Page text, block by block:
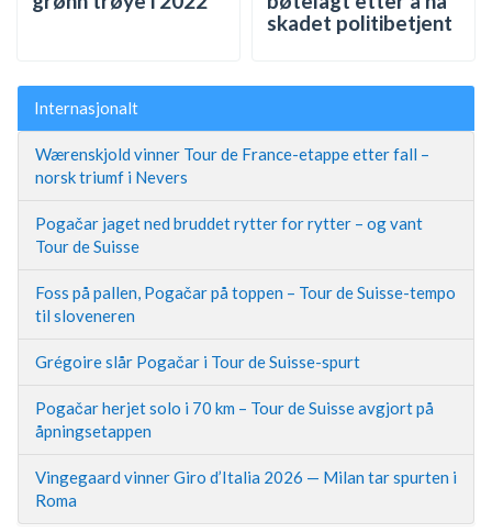
skadet politibetjent
Internasjonalt
Wærenskjold vinner Tour de France-etappe etter fall –
norsk triumf i Nevers
Pogačar jaget ned bruddet rytter for rytter – og vant
Tour de Suisse
Foss på pallen, Pogačar på toppen – Tour de Suisse-tempo
til sloveneren
Grégoire slår Pogačar i Tour de Suisse-spurt
Pogačar herjet solo i 70 km – Tour de Suisse avgjort på
åpningsetappen
Vingegaard vinner Giro d’Italia 2026 — Milan tar spurten i
Roma